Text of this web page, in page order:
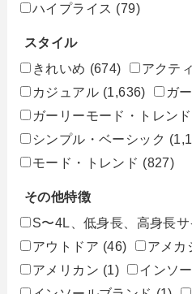
ハイプライス (79)
スタイル
きれいめ (674) アクテ
カジュアル (1,636) ガ
ガーリーモード・トレンド
シンプル・ベーシック
モード・トレンド (827)
その他特徴
S〜4L、低身長、高身長
アウトドア (46) アメカ
アメリカン (1) インソ